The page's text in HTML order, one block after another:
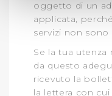
attivamente alla
(impronte digitali).
e imposta le tue
modificare o ritirare il
dalla Dichiarazione sui
oggetto di un
applicata,
servizi non
Se la tua utenza
da questo
ricevuto la
la lettera con